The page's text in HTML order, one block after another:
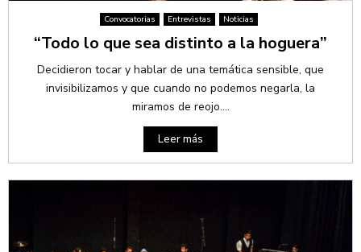
Convocatorias Entrevistas Noticias
“Todo lo que sea distinto a la hoguera”
Decidieron tocar y hablar de una temática sensible, que
invisibilizamos y que cuando no podemos negarla, la
miramos de reojo....
Leer más